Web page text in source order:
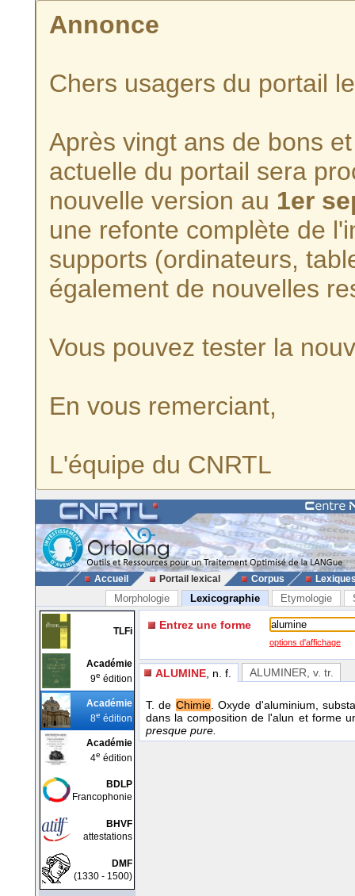
Annonce
Chers usagers du portail
Après vingt ans de bons
actuelle du portail sera
nouvelle version au 1er
une refonte complète de
supports (ordinateurs,
également de nouvelles
Vous pouvez tester la
En vous remerciant,
L'équipe du CNRTL
Accueil Portail lexical Corpus
Morphologie Lexicographie Etymologie
TLFi
Académie
9e édition
Académie
8e édition
Académie
4e édition
BDLP
Francophonie
BHVF
attestations
DMF
(1330 - 1500)
Entrez une forme
options d'affichage
ALUMINE , n. f. ALUMINER , v. tr.
T. de Chimie. Oxyde d'aluminium,
dans la composition de l'alun et forme
presque pure.